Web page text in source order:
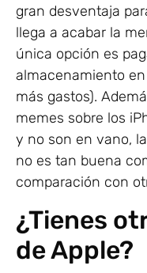
gran desventaja
llega a acabar la
única opción es
almacenamiento
más gastos).
memes sobre los
y no son en vano,
no es tan buena
comparación con
¿Tienes
de Apple?